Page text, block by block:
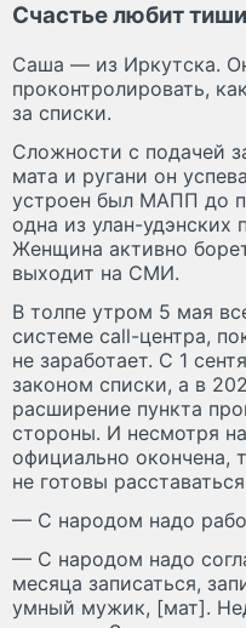
Счастье любит
Саша — из Иркутска.
проконтролировать,
за списки.
Сложности с подачей
мата и ругани он
устроен был МАПП до
одна из улан-
Женщина активно
выходит на СМИ.
В толпе утром 5 мая
системе call-центра,
не заработает. С 1
законом списки, а в
расширение пункта
стороны. И несмотря
официально окончена,
не готовы
— С народом надо
— С народом надо
месяца записаться,
умный мужик, [мат].